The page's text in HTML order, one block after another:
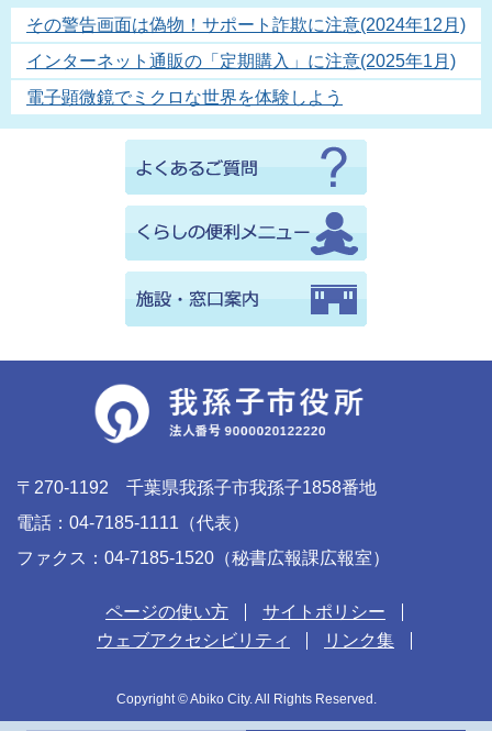
その警告画面は偽物！サポート詐欺に注意(2024年12月)
インターネット通販の「定期購入」に注意(2025年1月)
電子顕微鏡でミクロな世界を体験しよう
〒270-1192 千葉県我孫子市我孫子1858番地
電話：04-7185-1111（代表）
ファクス：04-7185-1520（秘書広報課広報室）
ページの使い方
サイトポリシー
ウェブアクセシビリティ
リンク集
Copyright © Abiko City. All Rights Reserved.